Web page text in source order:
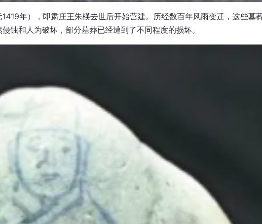
年），即肃庄王朱楧去世后开始营建。历经数百年风雨变迁，这些墓
蚀和人为破坏，部分墓葬已经遭到了不同程度的损坏。